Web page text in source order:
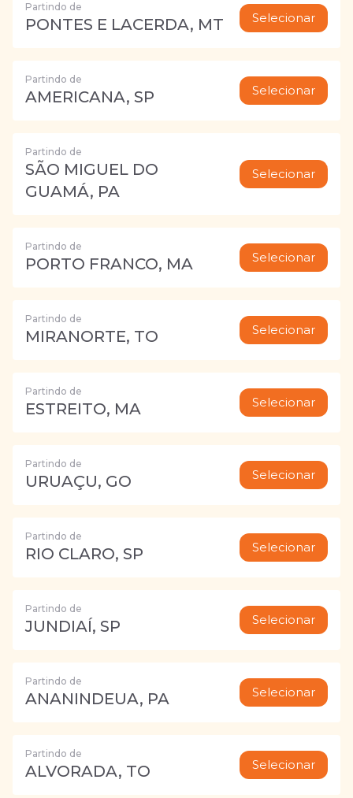
Partindo de
PONTES E LACERDA, MT Selecionar
Partindo de
AMERICANA, SP Selecionar
Partindo de
SÃO MIGUEL DO
GUAMÁ, PA
Selecionar
Partindo de
PORTO FRANCO, MA Selecionar
Partindo de
MIRANORTE, TO Selecionar
Partindo de
ESTREITO, MA Selecionar
Partindo de
URUAÇU, GO Selecionar
Partindo de
RIO CLARO, SP Selecionar
Partindo de
JUNDIAÍ, SP Selecionar
Partindo de
ANANINDEUA, PA Selecionar
Partindo de
ALVORADA, TO Selecionar